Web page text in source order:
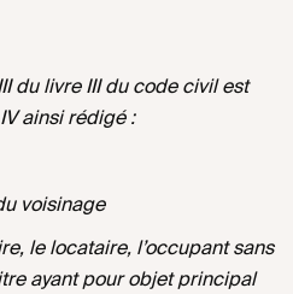
du livre III du code civil est
ainsi rédigé :
voisinage
le locataire, l’occupant sans
ayant pour objet principal